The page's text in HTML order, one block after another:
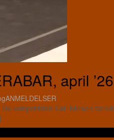
april
ANMELDELSER
Da komponisten Carl Nielsen